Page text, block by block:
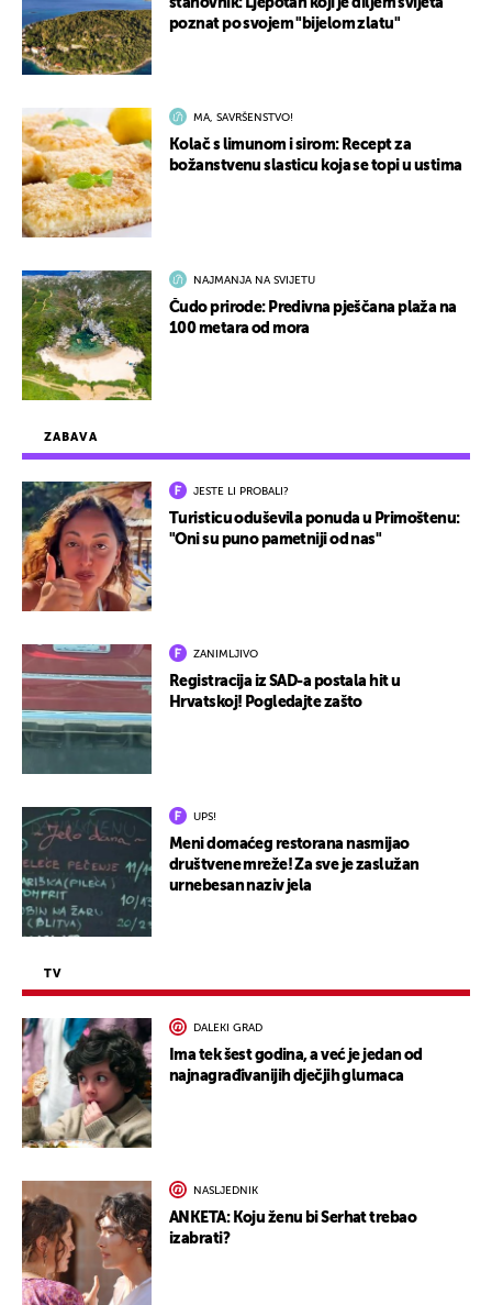
ZABAVA
JESTE LI PROBALI?
Turisticu oduševila ponuda u Primoštenu:
"Oni su puno pametniji od nas"
ZANIMLJIVO
Registracija iz SAD-a postala hit u
Hrvatskoj! Pogledajte zašto
UPS!
Meni domaćeg restorana nasmijao
društvene mreže! Za sve je zaslužan
urnebesan naziv jela
TV
DALEKI GRAD
Ima tek šest godina, a već je jedan od
najnagrađivanijih dječjih glumaca
NASLJEDNIK
ANKETA: Koju ženu bi Serhat trebao
izabrati?
poznat po svojem "bijelom zlatu"
MA, SAVRŠENSTVO!
Kolač s limunom i sirom: Recept za
božanstvenu slasticu koja se topi u ustima
NAJMANJA NA SVIJETU
Čudo prirode: Predivna pješčana plaža na
100 metara od mora